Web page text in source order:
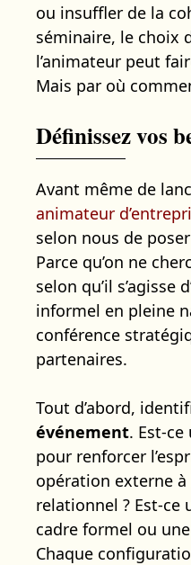
ou insuffler de la
séminaire, le choix
l’animateur peut
Mais par où
Définissez vos
Avant même de
animateur
selon nous de
Parce qu’on ne
selon qu’il s’agisse
informel en pleine
conférence
partenaires.
Tout d’abord,
événement. Est-
pour renforcer
opération externe
relationnel ? Est-
cadre formel ou
Chaque